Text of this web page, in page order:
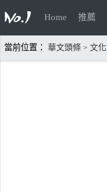
Home 推薦
當前位置： 華文頭條 > 文化